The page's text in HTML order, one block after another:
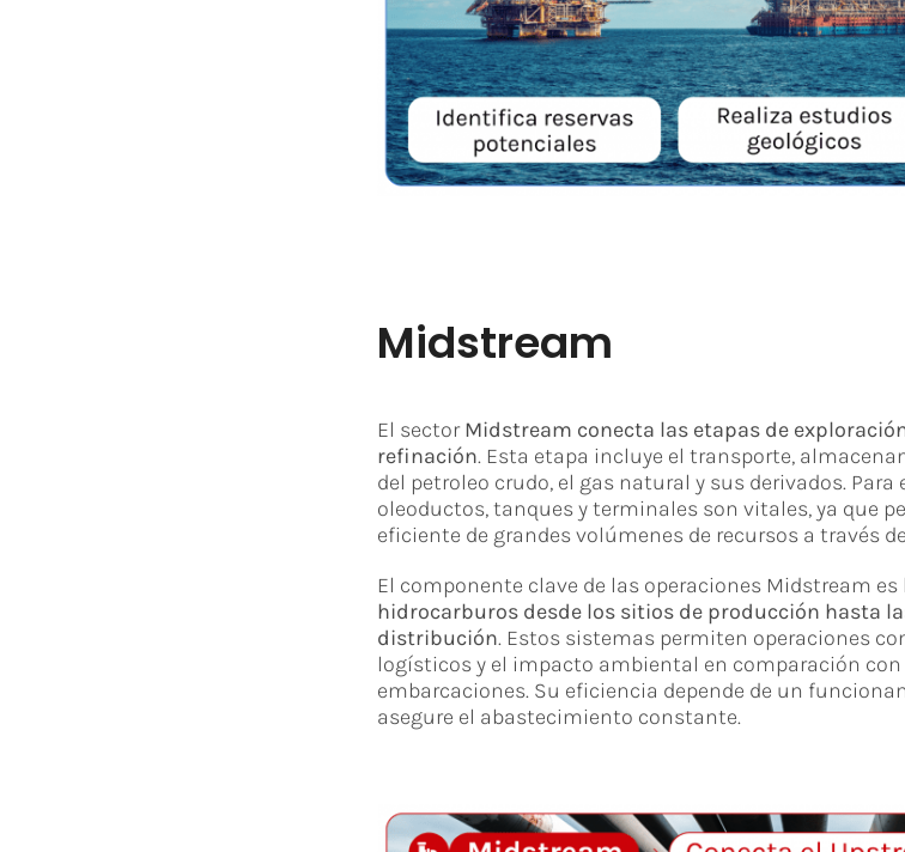
Midstream
El sectorMidstream conecta las etapas de
refinación. Esta etapa incluye el transporte,
del petroleo crudo, el gas natural y sus derivados.
oleoductos, tanques y terminales son vitales, ya que
eficiente de grandes volúmenes de recursos a través
El componente clave de las operaciones Midstream es
hidrocarburos desde los sitios de producción hasta
distribución. Estos sistemas permiten operaciones
logísticos y el impacto ambiental en comparación
embarcaciones. Su eficiencia depende de un
asegure el abastecimiento constante.